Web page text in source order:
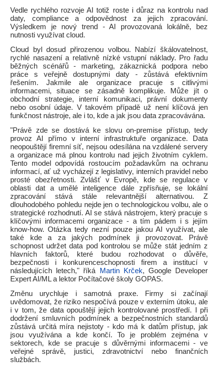
Vedle rychlého rozvoje AI totiž roste i důraz na kontrolu nad
daty, compliance a odpovědnost za jejich zpracování.
Výsledkem je nový trend - AI provozovaná lokálně, bez
nutnosti využívat cloud.
Cloud byl dosud přirozenou volbou. Nabízí škálovatelnost,
rychlé nasazení a relativně nízké vstupní náklady. Pro řadu
běžných scénářů - marketing, zákaznická podpora nebo
práce s veřejně dostupnými daty - zůstává efektivním
řešením. Jakmile ale organizace pracuje s citlivými
informacemi, situace se zásadně komplikuje. Může jít o
obchodní strategie, interní komunikaci, právní dokumenty
nebo osobní údaje. V takovém případě už není klíčová jen
funkčnost nástroje, ale i to, kde a jak jsou data zpracovávána.
"Právě zde se dostává ke slovu on-premise přístup, tedy
provoz AI přímo v interní infrastruktuře organizace. Data
neopouštějí firemní síť, nejsou odesílána na vzdálené servery
a organizace má plnou kontrolu nad jejich životním cyklem.
Tento model odpovídá rostoucím požadavkům na ochranu
informací, ať už vycházejí z legislativy, interních pravidel nebo
prosté obezřetnosti. Zvlášť v Evropě, kde se regulace v
oblasti dat a umělé inteligence dále zpřísňuje, se lokální
zpracování stává stále relevantnější alternativou. Z
dlouhodobého pohledu nejde jen o technologickou volbu, ale o
strategické rozhodnutí. AI se stává nástrojem, který pracuje s
klíčovými informacemi organizace - a tím pádem i s jejím
know-how. Otázka tedy nezní pouze jakou AI využívat, ale
také kde a za jakých podmínek ji provozovat. Právě
schopnost udržet data pod kontrolou se může stát jedním z
hlavních faktorů, které budou rozhodovat o důvěře,
bezpečnosti i konkurenceschopnosti firem a institucí v
následujících letech," říká
Martin Krček, Google Developer
Expert AI/ML a lektor Počítačové školy GOPAS.
Změnu urychluje i samotná praxe. Firmy si začínají
uvědomovat, že riziko nespočívá pouze v externím útoku, ale
i v tom, že data opouštějí jejich kontrolované prostředí. I při
dodržení smluvních podmínek a bezpečnostních standardů
zůstává určitá míra nejistoty - kdo má k datům přístup, jak
jsou využívána a kde končí. To je problém zejména v
sektorech, kde se pracuje s důvěrnými informacemi - ve
veřejné správě, justici, zdravotnictví nebo finančních
službách.